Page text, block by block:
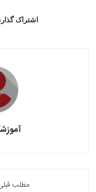
اشتراک
مطلب